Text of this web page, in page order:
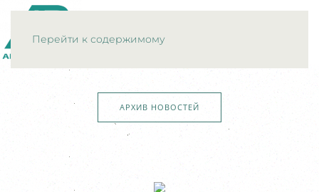
Перейти к содержимому
АРХИВ НОВОСТЕЙ